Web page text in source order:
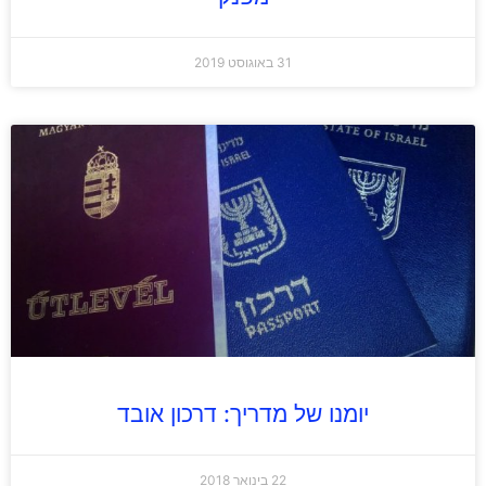
31 באוגוסט 2019
יומנו של מדריך: דרכון אובד
22 בינואר 2018